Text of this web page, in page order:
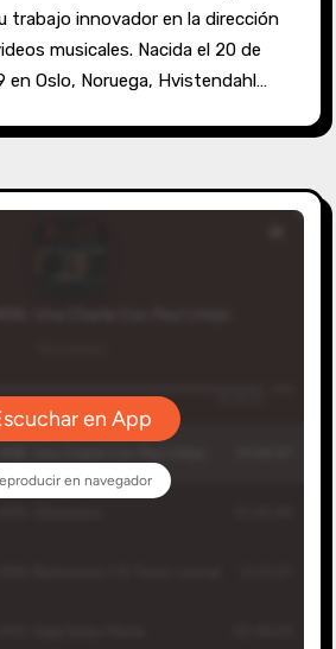
trabajo innovador en la dirección
musicales. Nacida el 20 de
en Oslo, Noruega, Hvistendahl…